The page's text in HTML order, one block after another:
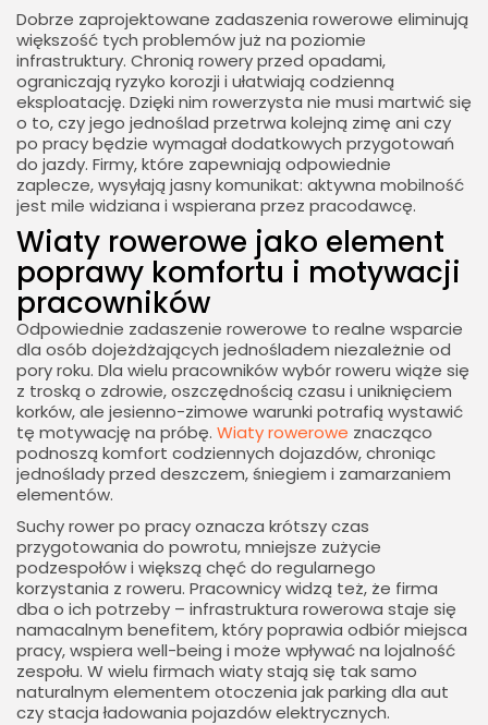
Dobrze zaprojektowane zadaszenia rowerowe eliminują
większość tych problemów już na poziomie
infrastruktury. Chronią rowery przed opadami,
ograniczają ryzyko korozji i ułatwiają codzienną
eksploatację. Dzięki nim rowerzysta nie musi martwić się
o to, czy jego jednoślad przetrwa kolejną zimę ani czy
po pracy będzie wymagał dodatkowych przygotowań
do jazdy. Firmy, które zapewniają odpowiednie
zaplecze, wysyłają jasny komunikat: aktywna mobilność
jest mile widziana i wspierana przez pracodawcę.
Wiaty rowerowe jako element
poprawy komfortu i motywacji
pracowników
Odpowiednie zadaszenie rowerowe to realne wsparcie
dla osób dojeżdżających jednośladem niezależnie od
pory roku. Dla wielu pracowników wybór roweru wiąże się
z troską o zdrowie, oszczędnością czasu i uniknięciem
korków, ale jesienno-zimowe warunki potrafią wystawić
tę motywację na próbę. Wiaty rowerowe znacząco
podnoszą komfort codziennych dojazdów, chroniąc
jednoślady przed deszczem, śniegiem i zamarzaniem
elementów.
Suchy rower po pracy oznacza krótszy czas
przygotowania do powrotu, mniejsze zużycie
podzespołów i większą chęć do regularnego
korzystania z roweru. Pracownicy widzą też, że firma
dba o ich potrzeby – infrastruktura rowerowa staje się
namacalnym benefitem, który poprawia odbiór miejsca
pracy, wspiera well-being i może wpływać na lojalność
zespołu. W wielu firmach wiaty stają się tak samo
naturalnym elementem otoczenia jak parking dla aut
czy stacja ładowania pojazdów elektrycznych.